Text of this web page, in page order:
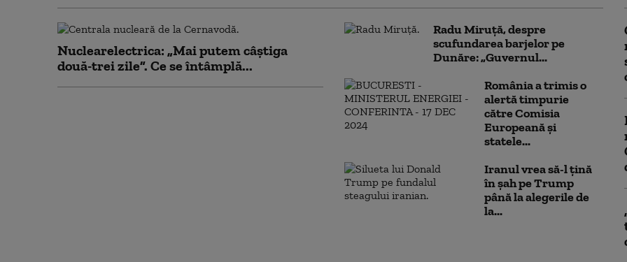
Nuclearelectrica: „Mai putem câștiga
două-trei zile”. Ce se întâmplă...
Radu Miruță, despre
scufundarea barjelor pe
Dunăre: „Guvernul...
România a trimis o
alertă timpurie
către Comisia
Europeană și
statele...
Iranul vrea să-l țină
în șah pe Trump
până la alegerile de
la...